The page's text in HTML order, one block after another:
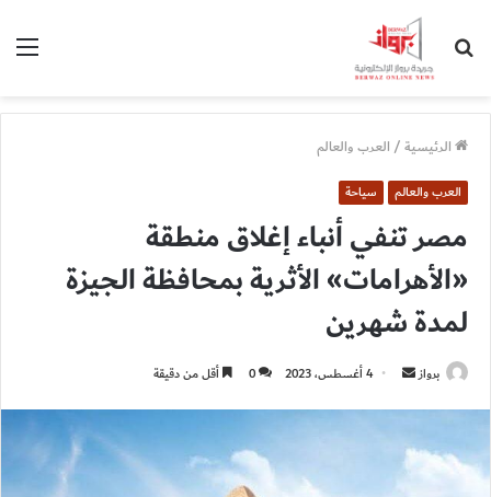
الرئيسية/العرب والعالم
العرب والعالم سياحة
مصر تنفي أنباء إغلاق منطقة
«الأهرامات» الأثرية بمحافظة الجيزة
لمدة شهرين
برواز
أرسل 4 أغسطس، 2023 0 أقل من دقيقة